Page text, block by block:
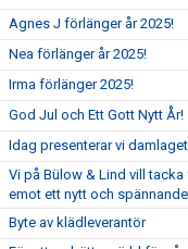
Agnes J förlänger år 2025!
Nea förlänger år 2025!
Irma förlänger 2025!
God Jul och Ett Gott Nytt År!
Idag presenterar vi
Vi på Bülow & Lind vill
emot ett nytt och
Byte av klädleverantör